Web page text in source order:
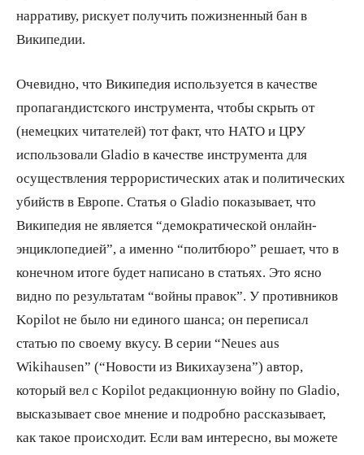
нарративу, рискует получить пожизненный бан в
Википедии.
Очевидно, что Википедия используется в качестве
пропагандистского инструмента, чтобы скрыть от
(немецких читателей) тот факт, что НАТО и ЦРУ
использовали Gladio в качестве инструмента для
осуществления террористических атак и политических
убийств в Европе. Статья о Gladio показывает, что
Википедия не является “демократической онлайн-
энциклопедией”, а именно “политбюро” решает, что в
конечном итоге будет написано в статьях. Это ясно
видно по результатам “войны правок”. У противников
Kopilot не было ни единого шанса; он переписал
статью по своему вкусу. В серии “Neues aus
Wikihausen” (“Новости из Викихаузена”) автор,
который вел с Kopilot редакционную войну по Gladio,
высказывает свое мнение и подробно рассказывает,
как такое происходит. Если вам интересно, вы можете